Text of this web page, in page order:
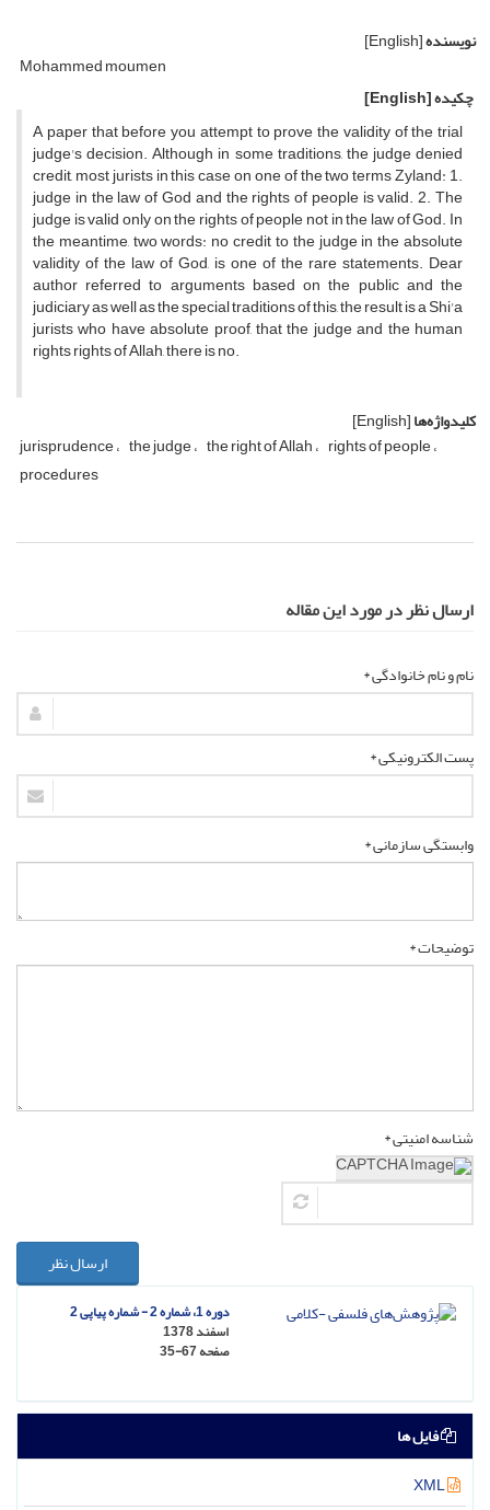
نویسنده[English]
Mohammed moumen
چکیده[English]
A paper that before you attempt to prove the validity of the trial
judge's decision.Although in some traditions, the judge denied
credit, most jurists in this case on one of the two terms Zyland: 1.
judge in the law of God and the rights of people is valid.2. The
judge is valid only on the rights of people not in the law of God.In
the meantime, two words: no credit to the judge in the absolute
validity of the law of God, is one of the rare statements. Dear
author referred to arguments based on the public and the
judiciary as well as the special traditions of this, the result is a Shi'a
jurists who have absolute proof, that the judge and the human
rights rights of Allah, there is no.
کلیدواژه‌ها[English]
jurisprudence the judge the right of Allah rights of people
procedures
ارسال نظر در مورد این مقاله
نام و نام خانوادگی *
پست الکترونیکی *
وابستگی سازمانی *
توضیحات *
شناسه امنیتی *
ارسال نظر
دوره 1، شماره 2 - شماره پیاپی 2
اسفند 1378
صفحه35-67
فایل ها